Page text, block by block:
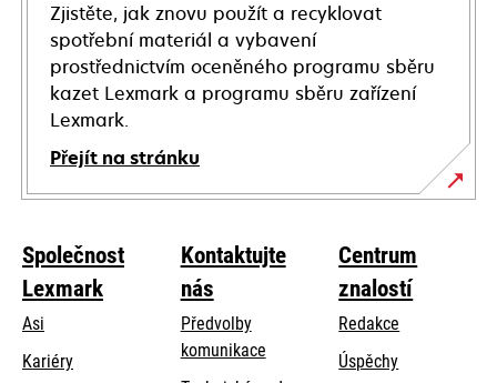
Zjistěte, jak znovu použít a recyklovat
spotřební materiál a vybavení
prostřednictvím oceněného programu sběru
kazet Lexmark a programu sběru zařízení
Lexmark.
Přejít na stránku
Společnost
Lexmark
Asi
Kariéry
Kontaktujte
nás
Předvolby
komunikace
Centrum
znalostí
Redakce
Úspěchy